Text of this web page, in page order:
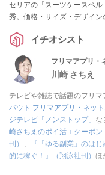
セリアの「スーツケースベ
秀。価格・サイズ・デザイン
イチオシスト
フリマアプリ・
川崎 さちえ
テレビや雑誌で話題のフリマ
バウト フリマアプリ・ネッ
ジテレビ「ノンストップ」 な
崎さちえのポイ活＋クーポ
刊） 、
『「ゆる副業」のは
的に稼ぐ！』（翔泳社刊） ほ